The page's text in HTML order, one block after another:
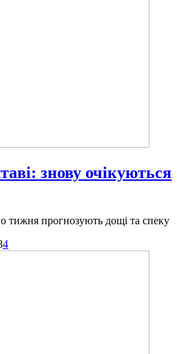
знову очікуються
тижня прогнозують дощі та спеку
4